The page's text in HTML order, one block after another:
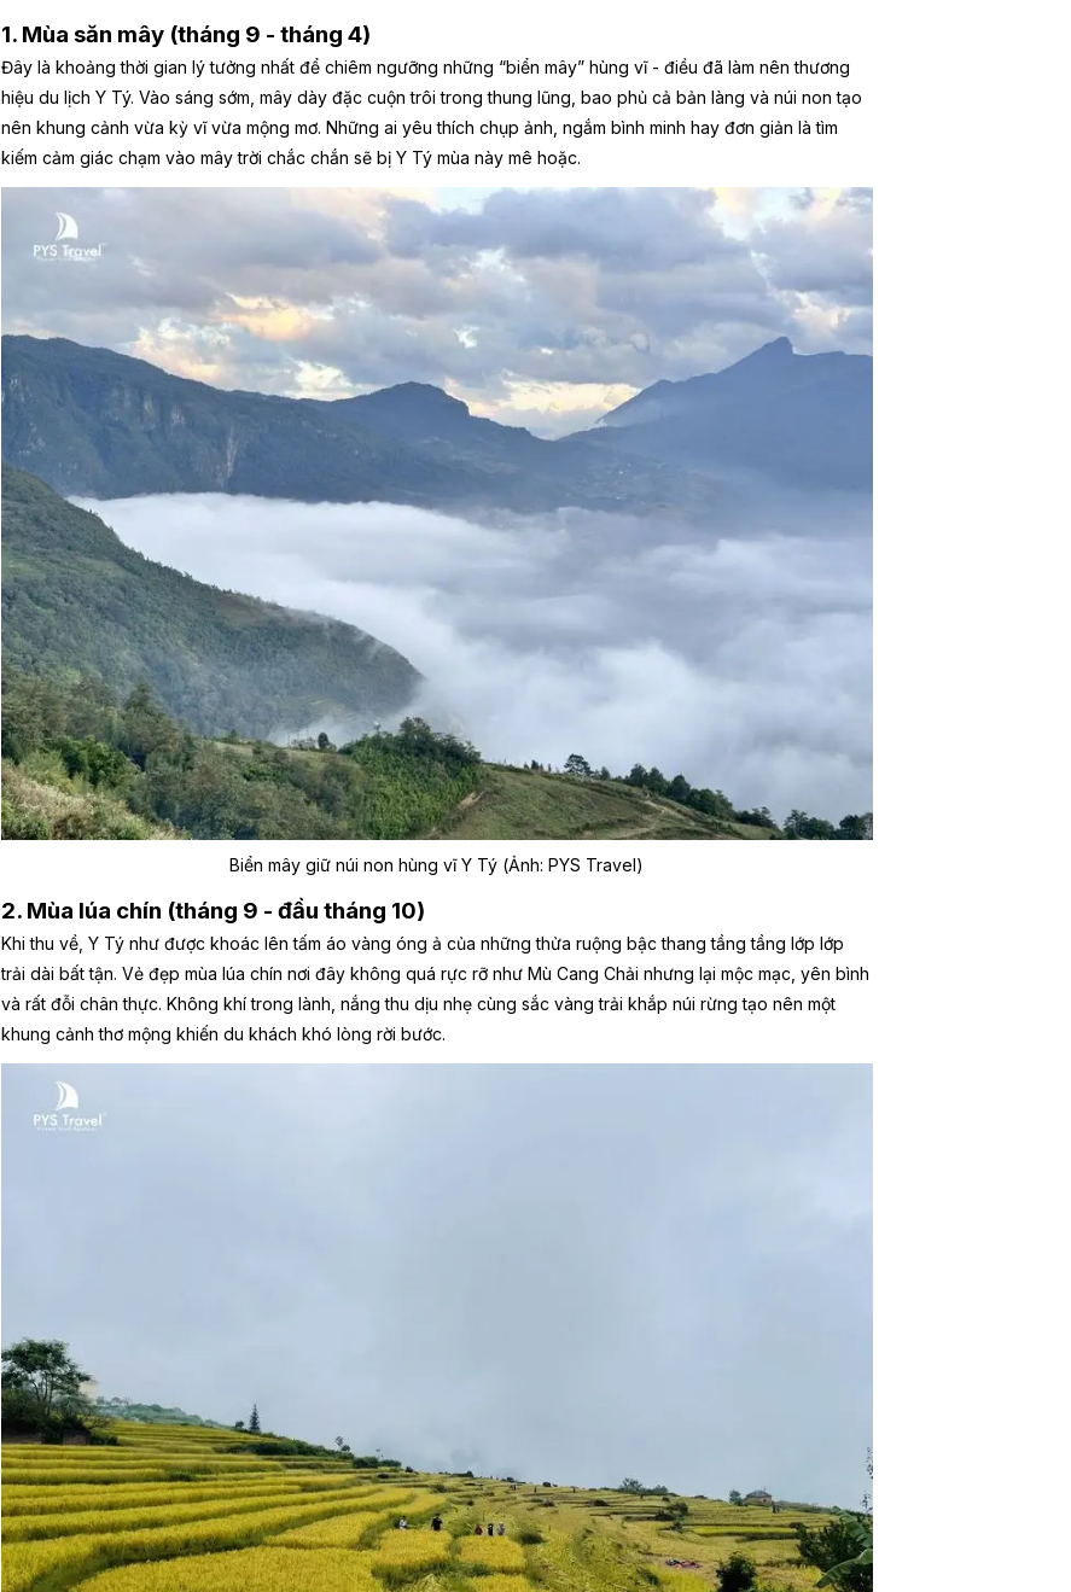
1. Mùa săn mây (tháng 9 - tháng 4)
Đây là khoảng thời gian lý tưởng nhất để chiêm ngưỡng những “biển mây” hùng vĩ - điều đã làm nên thương
hiệu du lịch Y Tý. Vào sáng sớm, mây dày đặc cuộn trôi trong thung lũng, bao phủ cả bản làng và núi non tạo
nên khung cảnh vừa kỳ vĩ vừa mộng mơ. Những ai yêu thích chụp ảnh, ngắm bình minh hay đơn giản là tìm
kiếm cảm giác chạm vào mây trời chắc chắn sẽ bị Y Tý mùa này mê hoặc.
Biển mây giữ núi non hùng vĩ Y Tý (Ảnh: PYS Travel)
2. Mùa lúa chín (tháng 9 - đầu tháng 10)
Khi thu về, Y Tý như được khoác lên tấm áo vàng óng ả của những thửa ruộng bậc thang tầng tầng lớp lớp
trải dài bất tận. Vẻ đẹp mùa lúa chín nơi đây không quá rực rỡ như Mù Cang Chải nhưng lại mộc mạc, yên bình
và rất đỗi chân thực. Không khí trong lành, nắng thu dịu nhẹ cùng sắc vàng trải khắp núi rừng tạo nên một
khung cảnh thơ mộng khiến du khách khó lòng rời bước.